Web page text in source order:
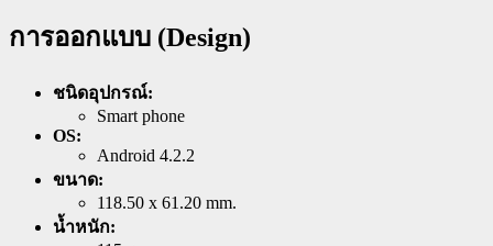
การออกแบบ (Design)
ชนิดอุปกรณ์:
Smart phone
OS:
Android 4.2.2
ขนาด:
118.50 x 61.20 mm.
น้ำหนัก: